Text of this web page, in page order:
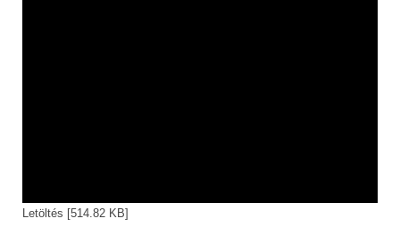
Letöltés [514.82 KB]